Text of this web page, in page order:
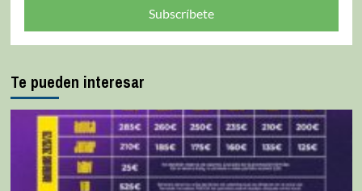
Subscríbete
Te pueden interesar